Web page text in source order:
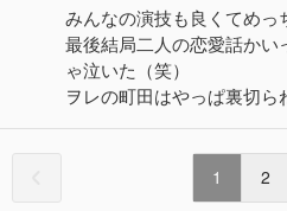
みんなの演技も良くてめっ
最後結局二人の恋愛話かい
ゃ泣いた（笑）
ヲレの町田はやっぱ裏切ら
1 2